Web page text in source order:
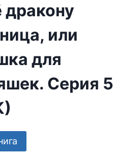
дракону
или
для
Серия 5